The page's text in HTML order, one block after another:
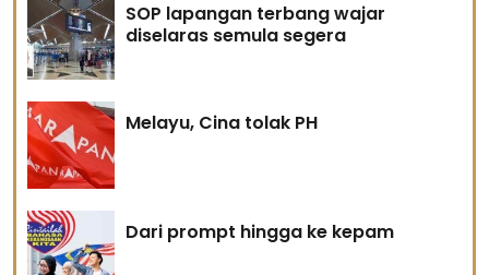
SOP lapangan terbang wajar
diselaras semula segera
Melayu, Cina tolak PH
Dari prompt hingga ke kepam